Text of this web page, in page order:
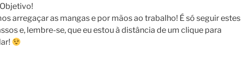
arregaçar as mangas e por mãos ao trabalho! É só seguir estes
e, lembre-se, que eu estou à distância de um clique para